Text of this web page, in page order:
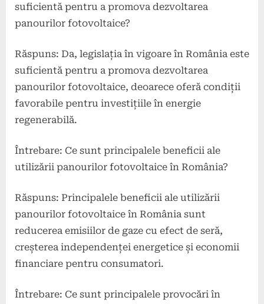
suficientă pentru a promova dezvoltarea
panourilor fotovoltaice?
Răspuns: Da, legislația în vigoare în România este
suficientă pentru a promova dezvoltarea
panourilor fotovoltaice, deoarece oferă condiții
favorabile pentru investițiile în energie
regenerabilă.
Întrebare: Ce sunt principalele beneficii ale
utilizării panourilor fotovoltaice în România?
Răspuns: Principalele beneficii ale utilizării
panourilor fotovoltaice în România sunt
reducerea emisiilor de gaze cu efect de seră,
creșterea independenței energetice și economii
financiare pentru consumatori.
Întrebare: Ce sunt principalele provocări în